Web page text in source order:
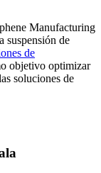
Manufacturing
de
de
objetivo optimizar
soluciones de